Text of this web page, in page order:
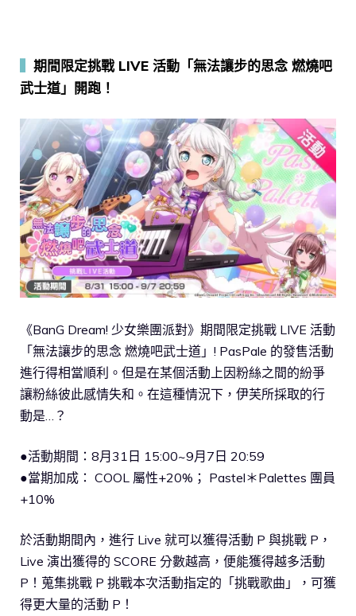
期間限定挑戰 LIVE 活動「無法讓步的思念 燃燒吧
武士道」開跑！
《BanG Dream! 少女樂團派對》期間限定挑戰 LIVE 活動
「無法讓步的思念 燃燒吧武士道」! PasPale 的發售活動
進行得相當順利。但是在某個活動上因粉絲之間的紛爭
讓粉絲彼此感情失和。在這種情況下，伊芙所採取的行
動是…？
●活動期間：8月31日 15:00~9月7日 20:59
●當期加成： COOL 屬性+20%； Pastel＊Palettes 團員
+10%
於活動期間內，進行 Live 就可以獲得活動 P 與挑戰 P，
Live 演出獲得的 SCORE 分數越高，便能獲得越多活動
P！蒐集挑戰 P 挑戰本次活動指定的「挑戰歌曲」，可獲
得更大量的活動 P！